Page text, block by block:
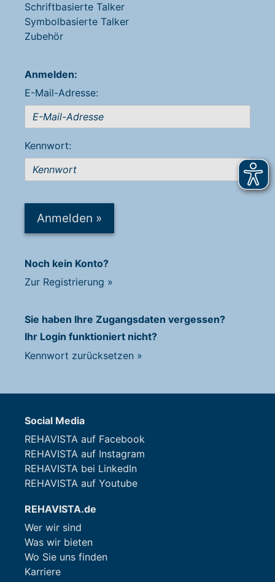
Schriftbasierte Talker
Symbolbasierte Talker
Zubehör
Anmelden:
E-Mail-Adresse:
Kennwort:
Anmelden »
Noch kein Konto?
Zur Registrierung »
Sie haben Ihre Zugangsdaten vergessen?
Ihr Login funktioniert nicht?
Kennwort zurücksetzen »
Social Media
REHAVISTA auf Facebook
REHAVISTA auf Instagram
REHAVISTA bei LinkedIn
REHAVISTA auf Youtube
REHAVISTA.de
Wer wir sind
Was wir bieten
Wo Sie uns finden
Karriere